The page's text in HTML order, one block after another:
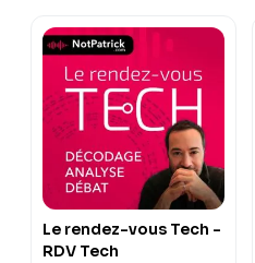
Le rendez-vous Tech -
RDV Tech